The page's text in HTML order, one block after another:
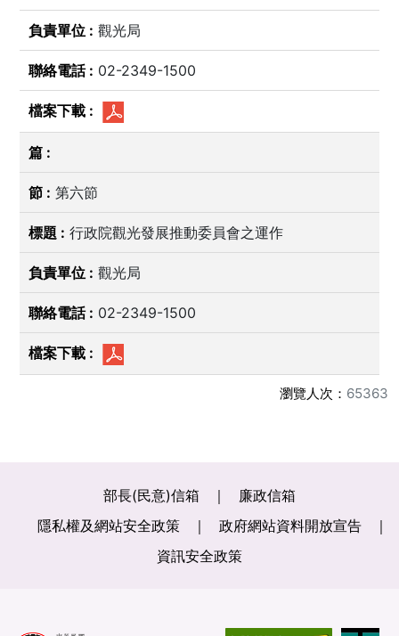
觀光局
02-2349-1500
第六節
行政院觀光發展推動委員會之運作
觀光局
02-2349-1500
瀏覽人次： 65363
部長(民意)信箱
廉政信箱
隱私權及網站安全政策
政府網站資料開放宣告
資訊安全政策